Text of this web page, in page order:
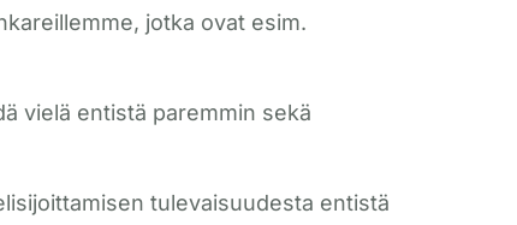
jotka ovat esim.
vielä entistä paremmin sekä
tulevaisuudesta entistä